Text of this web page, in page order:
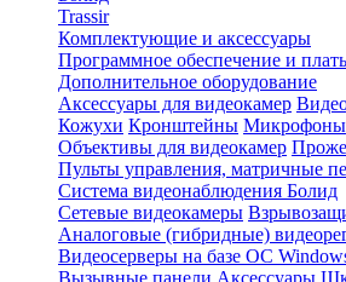
Trassir
Комплектующие и аксессуары
Программное обеспечение и
Дополнительное оборудование
Аксессуары для видеокамер
Кожухи Кронштейны Микрофоны
Объективы для видеокамер
Пульты управления, матричные
Система видеонаблюдения Болид
Сетевые видеокамеры
Аналоговые (гибридные)
Видеосерверы на базе ОС
Вызывные панели Аксессуары